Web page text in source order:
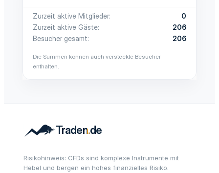
Zurzeit aktive Mitglieder
0
Zurzeit aktive Gäste
206
Besucher gesamt
206
Die Summen können auch versteckte Besucher
enthalten.
Risikohinweis: CFDs sind komplexe Instrumente mit
Hebel und bergen ein hohes finanzielles Risiko.